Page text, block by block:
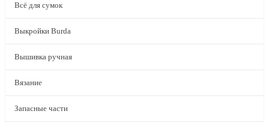
Всё для сумок
Выкройки Burda
Вышивка ручная
Вязание
Запасные части